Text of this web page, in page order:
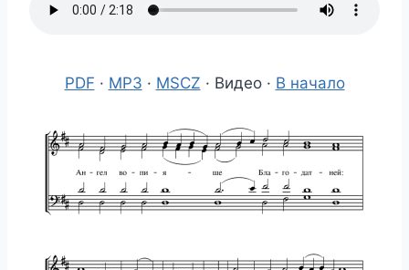
PDF · MP3 · MSCZ · Видео · В начало